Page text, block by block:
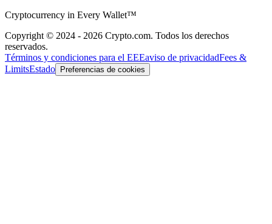
Cryptocurrency in Every Wallet™
Copyright © 2024 - 2026 Crypto.com. Todos los derechos
reservados.
Términos y condiciones para el EEEaviso de privacidadFees &
LimitsEstado Preferencias de cookies